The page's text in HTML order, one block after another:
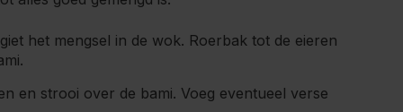
het mengsel in de wok. Roerbak tot de eieren
en strooi over de bami. Voeg eventueel verse